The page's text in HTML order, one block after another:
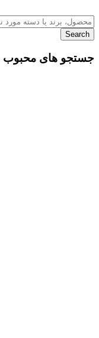
Search
جستجو های محبوب